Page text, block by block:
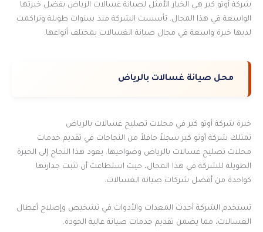
شركة أوتو كير هي الخيار الأمثل لصيانة غسالات الرياض بفضل خبرتها
الواسعة في هذا المجال. تأسست الشركة منذ سنوات طويلة وتراكمت
لديها خبرة واسعة في مجال صيانة الغسالات بمختلف أنواعها.
محل صيانة غسالات بالرياض
خبرة شركة أوتو كير في محلات تصليح غسالات بالرياض
تمتلك شركة أوتو كير سجلاً حافلاً من النجاحات في تقديم خدمات
محلات تصليح غسالات بالرياض وضواحيها. يعود هذا النجاح إلى الخبرة
الطويلة للشركة في هذا المجال، حيث استطاعت أن تثبت جدارتها
كواحدة من أفضل شركات صيانة الغسالات.
تستخدم الشركة أحدث المعدات والأدوات في تشخيص وإصلاح أعطال
الغسالات، مما يضمن تقديم خدمات صيانة عالية الجودة.